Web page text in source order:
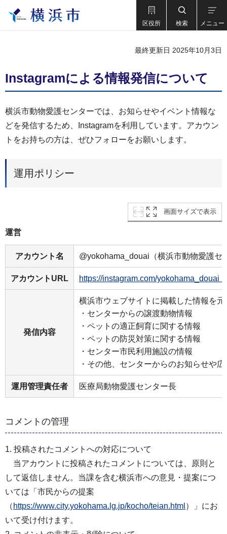
区役所 検索 メニュー
最終更新日 2025年10月3日
Instagramによる情報発信について
横浜市動物愛護センターでは、お知らせやイベント情報な
どを発信するため、Instagramを利用しています。アカウン
トをお持ちの方は、ぜひフォローをお願いします。
運用ポリシー
画面サイズで表示
運営
アカウント名 @yokohama_douai（横浜市動物愛護セ
アカウントURL https://instagram.com/yokohama_douai
発信内容
横浜市ウェブサイトに掲載した情報を
・センターからの譲渡動物情報
・ペットの適正飼育に関する情報
・ペットの防災対策に関する情報
・センター市民利用施設の情報
・その他、センターからのお知らせや
運用管理責任者 医療局動物愛護センター長
コメントの管理
1. 投稿されたコメントへの対応について
当アカウントに投稿されたコメントについては、原則と
して返信しません。当課を含む横浜市への意見・提案につ
いては「市民からの提案
（ https://www.city.yokohama.lg.jp/kocho/teian.html ）」にお
いて受け付けます。